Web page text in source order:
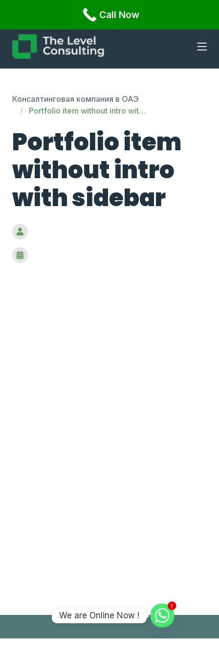
Офис 1108, Бизнес Бэй, Damac XL Tower,
Консалтинговая компания в ОАЭ
Portfolio item without intro with sidebar
Portfolio item
without intro
with sidebar
Call Now
Russian
1
We are Online Now !